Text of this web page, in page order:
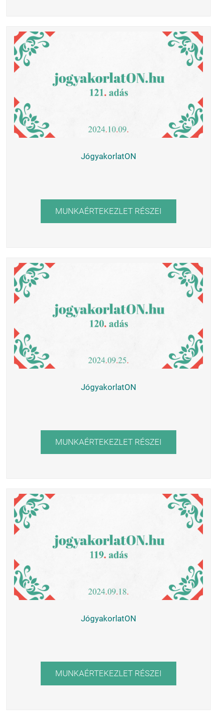
JógyakorlatON
MUNKAÉRTEKEZLET RÉSZEI
JógyakorlatON
MUNKAÉRTEKEZLET RÉSZEI
JógyakorlatON
MUNKAÉRTEKEZLET RÉSZEI